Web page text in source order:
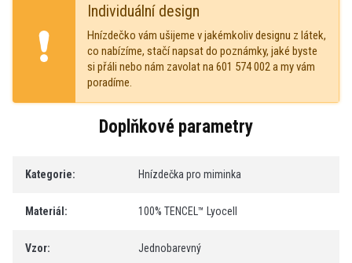
Individuální design
Hnízdečko vám ušijeme v jakémkoliv designu z látek,
co nabízíme, stačí napsat do poznámky, jaké byste
si přáli nebo nám zavolat na 601 574 002 a my vám
poradíme.
Doplňkové parametry
Kategorie: Hnízdečka pro miminka
Materiál: 100% TENCEL™ Lyocell
Vzor: Jednobarevný